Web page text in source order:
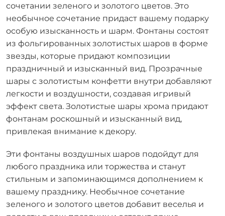
сочетании зеленого и золотого цветов. Это
необычное сочетание придаст вашему подарку
особую изысканность и шарм. Фонтаны состоят
из фольгированных золотистых шаров в форме
звезды, которые придают композиции
праздничный и изысканный вид. Прозрачные
шары с золотистым конфетти внутри добавляют
легкости и воздушности, создавая игривый
эффект света. Золотистые шары хрома придают
фонтанам роскошный и изысканный вид,
привлекая внимание к декору.
Эти фонтаны воздушных шаров подойдут для
любого праздника или торжества и станут
стильным и запоминающимся дополнением к
вашему празднику. Необычное сочетание
зеленого и золотого цветов добавит веселья и